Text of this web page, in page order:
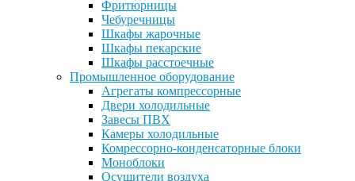
Фритюрницы
Чебуречницы
Шкафы жарочные
Шкафы пекарские
Шкафы расстоечные
Промышленное оборудование
Агрегаты компрессорные
Двери холодильные
Завесы ПВХ
Камеры холодильные
Комрессорно-конденсаторные блоки
Моноблоки
Осушители воздуха